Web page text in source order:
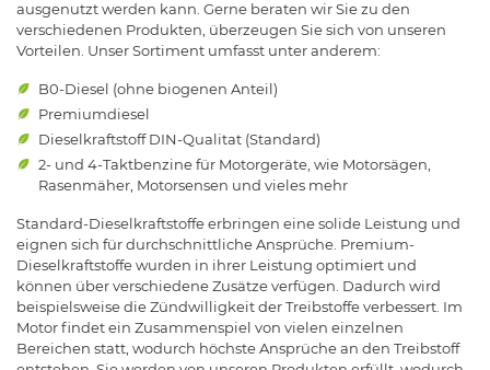
ausgenutzt werden kann. Gerne beraten wir Sie zu den
verschiedenen Produkten, überzeugen Sie sich von unseren
Vorteilen. Unser Sortiment umfasst unter anderem:
B0-Diesel (ohne biogenen Anteil)
Premiumdiesel
Dieselkraftstoff DIN-Qualitat (Standard)
2- und 4-Taktbenzine für Motorgeräte, wie Motorsägen,
Rasenmäher, Motorsensen und vieles mehr
Standard-Dieselkraftstoffe erbringen eine solide Leistung und
eignen sich für durchschnittliche Ansprüche. Premium-
Dieselkraftstoffe wurden in ihrer Leistung optimiert und
können über verschiedene Zusätze verfügen. Dadurch wird
beispielsweise die Zündwilligkeit der Treibstoffe verbessert. Im
Motor findet ein Zusammenspiel von vielen einzelnen
Bereichen statt, wodurch höchste Ansprüche an den Treibstoff